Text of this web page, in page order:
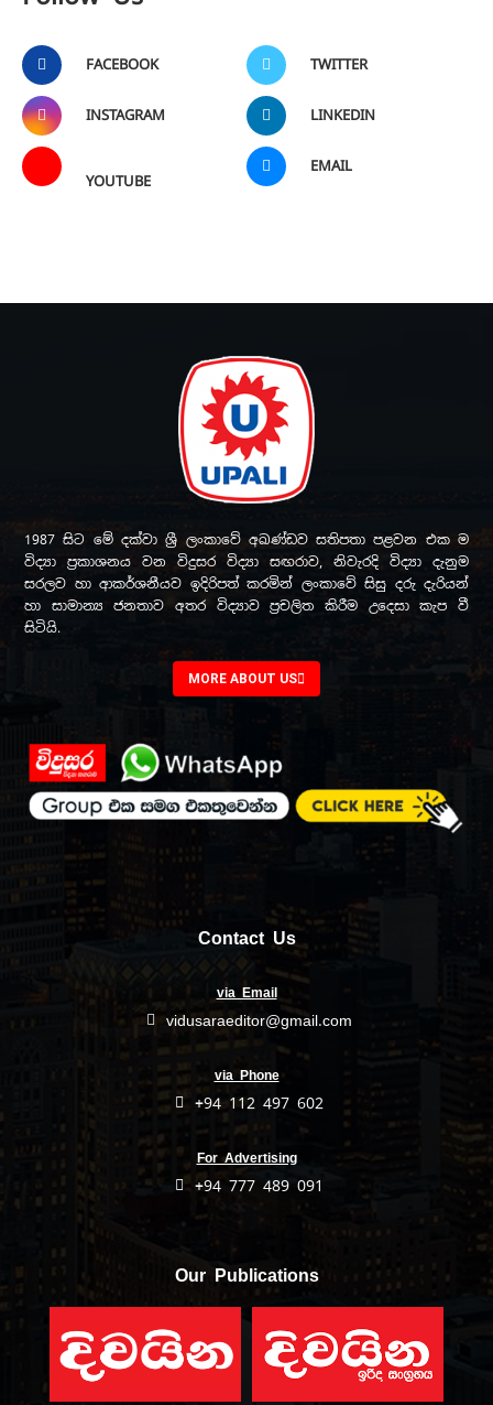
FACEBOOK TWITTER
INSTAGRAM LINKEDIN
YOUTUBE
EMAIL
1987 සිට මේ දක්වා ශ්‍රී ලංකාවේ අඛණ්ඩව සතිපතා පළවන එක ම
විද්‍යා ප්‍රකාශනය වන විදුසර විද්‍යා සඟරාව, නිවැරදි විද්‍යා දැනුම
සරලව හා ආකර්ශනීයව ඉදිරිපත් කරමින් ලංකාවේ සිසු දරු දැරියන්
හා සාමාන්‍ය ජනතාව අතර විද්‍යාව ප්‍රචලිත කිරීම උදෙසා කැප වී
සිටියි.
MORE ABOUT US
Contact Us
via Email
vidusaraeditor@gmail.com
via Phone
+94 112 497 602
For Advertising
+94 777 489 091
Our Publications